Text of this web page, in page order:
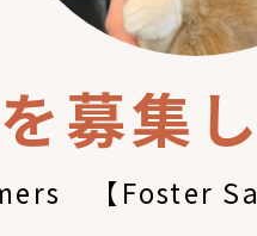
募集
【Foster